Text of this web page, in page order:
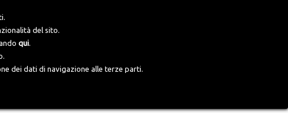
del sito.
qui.
dei dati di navigazione alle terze parti.